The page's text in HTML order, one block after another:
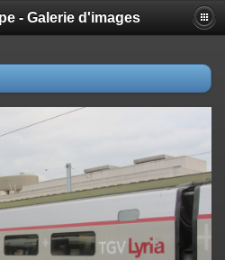
- Galerie d'images